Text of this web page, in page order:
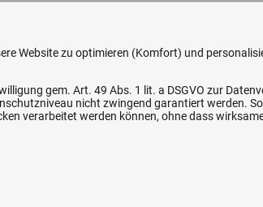
Flexible Zahlung
Website zu optimieren (Komfort) und
gem. Art. 49 Abs. 1 lit. a DSGVO zur
nicht zwingend garantiert werden.
verarbeitet werden können, ohne dass